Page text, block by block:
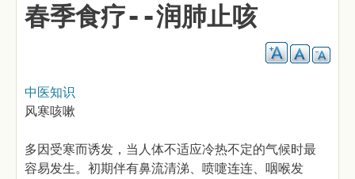
春季食疗--润肺止咳
中医知识
风寒咳嗽
多因受寒而诱发，当人体不适应冷热不定的气候时最
容易发生。初期伴有鼻流清涕、喷嚏连连、咽喉发